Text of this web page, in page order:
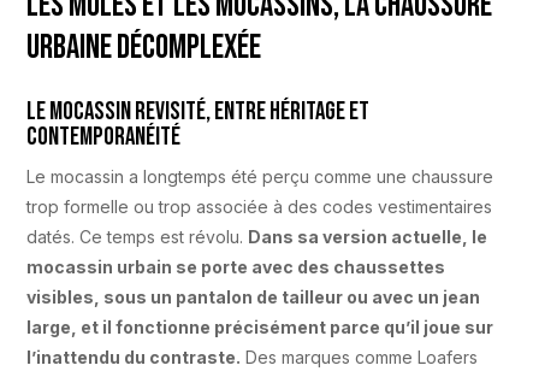
urbaine décomplexée
Le mocassin revisité, entre héritage et
contemporanéité
Le mocassin a longtemps été perçu comme une chaussure
trop formelle ou trop associée à des codes vestimentaires
datés. Ce temps est révolu. Dans sa version actuelle, le
mocassin urbain se porte avec des chaussettes
visibles, sous un pantalon de tailleur ou avec un jean
large, et il fonctionne précisément parce qu’il joue sur
l’inattendu du contraste. Des marques comme Loafers